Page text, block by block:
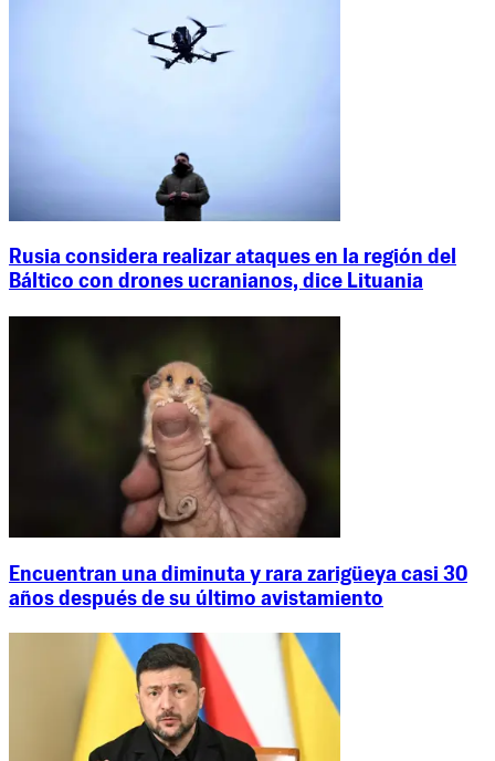
Rusia considera realizar ataques en la región del
Báltico con drones ucranianos, dice Lituania
Encuentran una diminuta y rara zarigüeya casi 30
años después de su último avistamiento